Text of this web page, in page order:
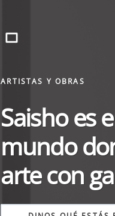
ARTISTAS Y OBRAS
Saisho es
mundo
arte con